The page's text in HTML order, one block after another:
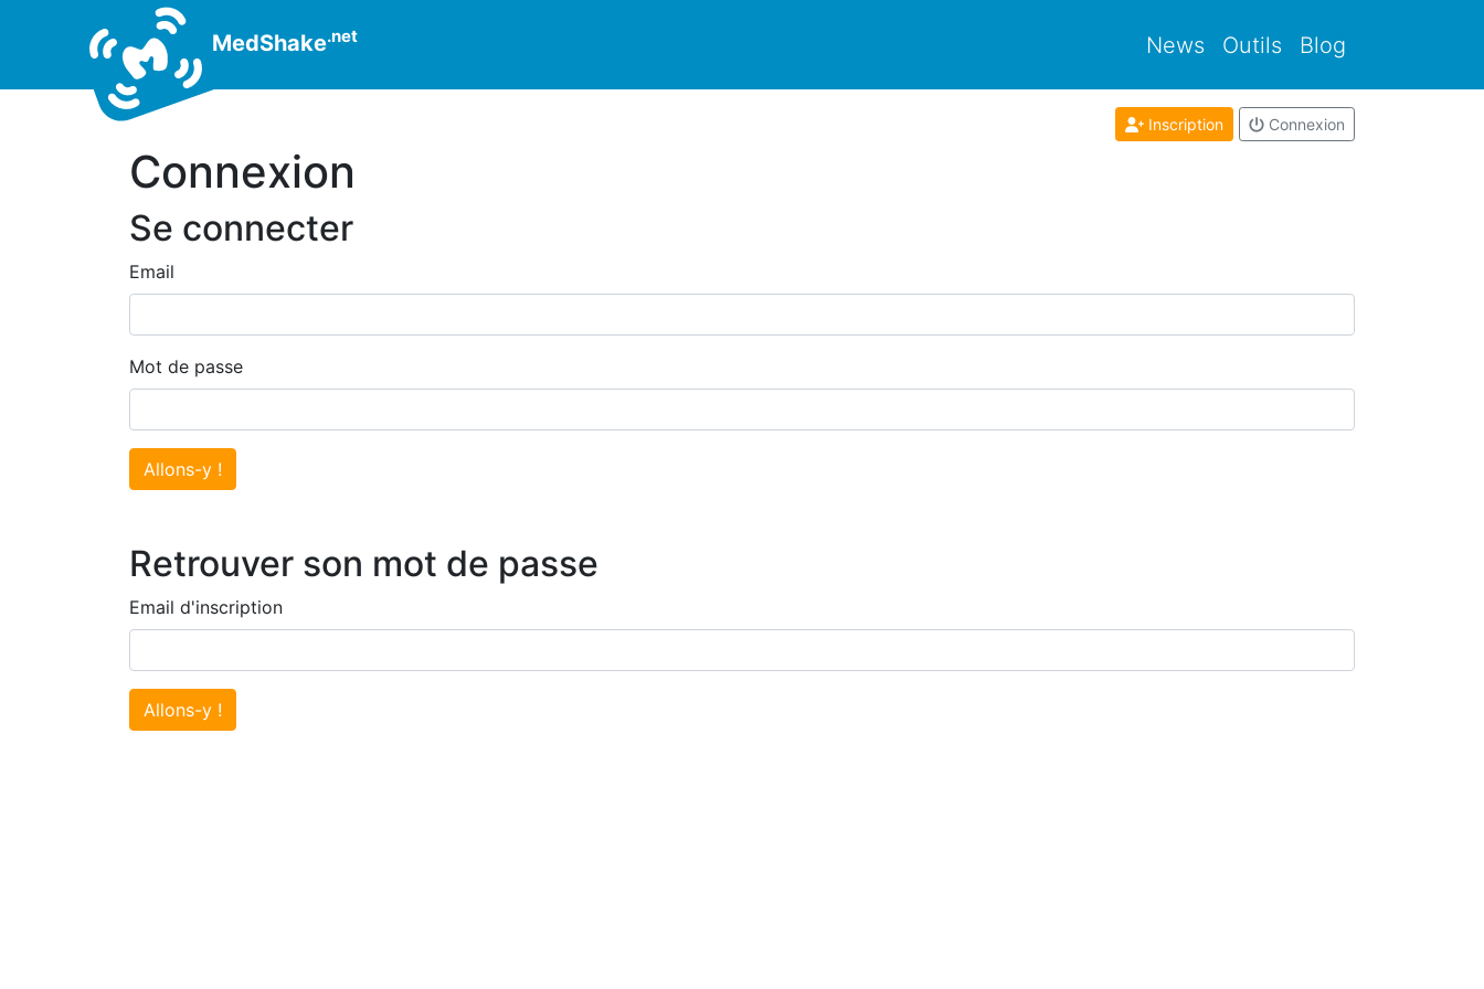
MedShake.net News Outils Blog
Inscription Connexion
Connexion
Se connecter
Email
Mot de passe
Allons-y !
Retrouver son mot de passe
Email d'inscription
Allons-y !